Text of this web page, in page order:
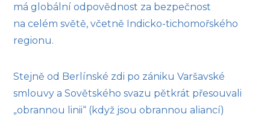
má globální odpovědnost za bezpečnost
na celém světě, včetně Indicko-tichomořského
regionu.
Stejně od Berlínské zdi po zániku Varšavské
smlouvy a Sovětského svazu pětkrát přesouvali
„obrannou linii“ (když jsou obrannou aliancí)